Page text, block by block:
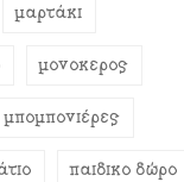
μαρτάκι
μονόκερος
μπομπονιέρες
παιδικό δώρο